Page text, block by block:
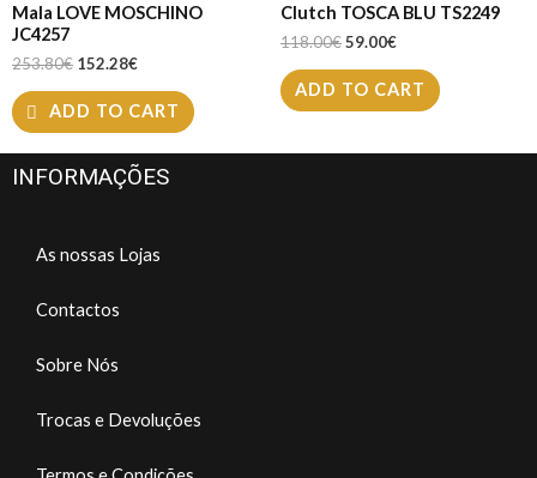
Mala LOVE MOSCHINO
JC4257
253.80€ 152.28€
ADD TO CART
Clutch TOSCA BLU TS2249
118.00€59.00€
ADD TO CART
INFORMAÇÕES
As nossas Lojas
Contactos
Sobre Nós
Trocas e Devoluções